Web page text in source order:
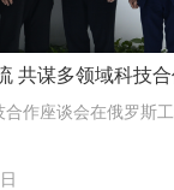
共谋多领域科技
合作座谈会在俄罗斯